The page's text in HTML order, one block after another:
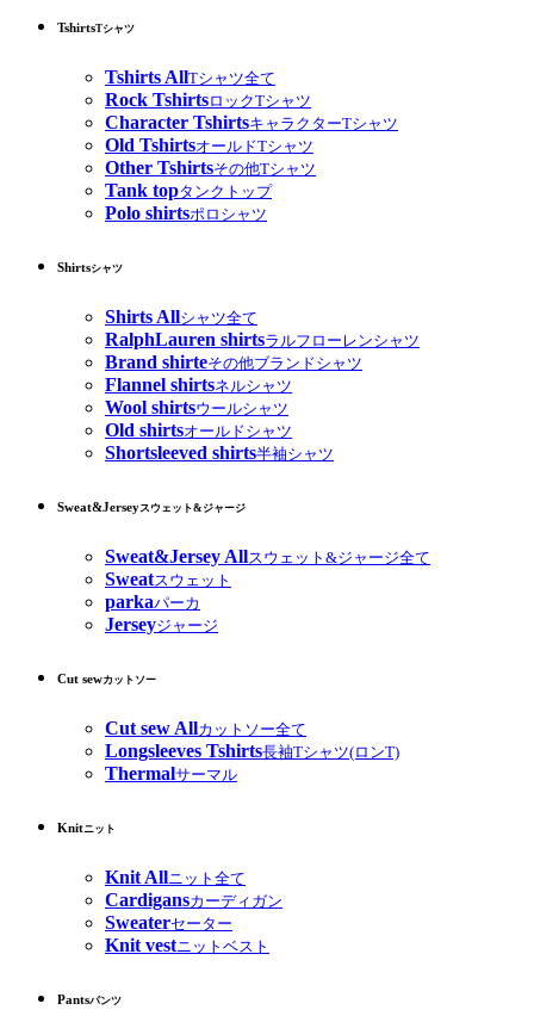
TshirtsTシャツ
Tshirts AllTシャツ全て
Rock TshirtsロックTシャツ
Character TshirtsキャラクターTシャツ
Old TshirtsオールドTシャツ
Other Tshirtsその他Tシャツ
Tank topタンクトップ
Polo shirtsポロシャツ
Shirtsシャツ
Shirts Allシャツ全て
RalphLauren shirtsラルフローレンシャツ
Brand shirteその他ブランドシャツ
Flannel shirtsネルシャツ
Wool shirtsウールシャツ
Old shirtsオールドシャツ
Shortsleeved shirts半袖シャツ
Sweat&Jerseyスウェット&ジャージ
Sweat&Jersey Allスウェット&ジャージ全て
Sweatスウェット
parkaパーカ
Jerseyジャージ
Cut sewカットソー
Cut sew Allカットソー全て
Longsleeves Tshirts長袖Tシャツ(ロンT)
Thermalサーマル
Knitニット
Knit Allニット全て
Cardigansカーディガン
Sweaterセーター
Knit vestニットベスト
Pantsパンツ